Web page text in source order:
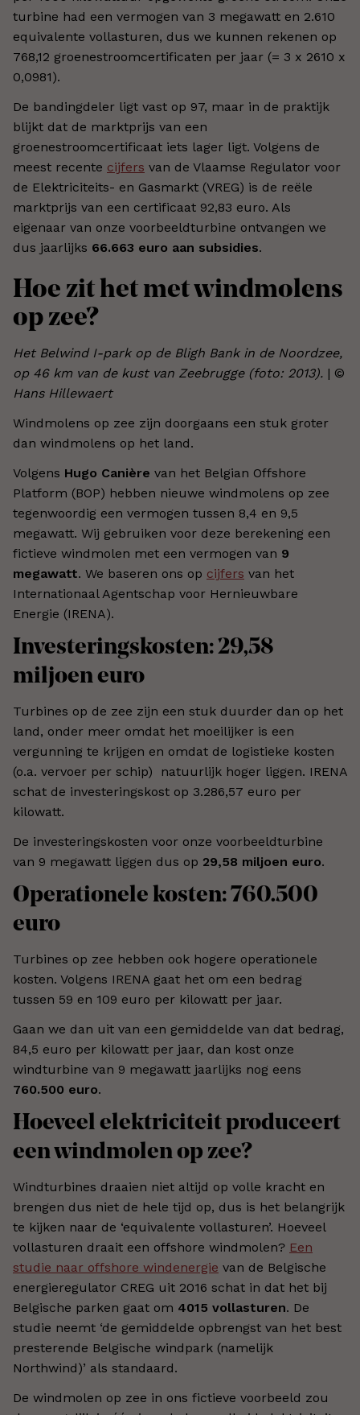
turbine had een vermogen van 3 megawatt en 2.610
equivalente vollasturen, dus we kunnen rekenen op
768,12 groenestroomcertificaten per jaar (= 3 x 2610 x
0,0981).
De bandingdeler ligt vast op 97, maar in de praktijk
blijkt dat de marktprijs van een
groenestroomcertificaat iets lager ligt. Volgens de
meest recente cijfers van de Vlaamse Regulator voor
de Elektriciteits- en Gasmarkt (VREG) is de reële
marktprijs van een certificaat 92,83 euro. Als
eigenaar van onze voorbeeldturbine ontvangen we
dus jaarlijks 66.663 euro aan subsidies.
Hoe zit het met windmolens
op zee?
Het Belwind I-park op de Bligh Bank in de Noordzee,
op 46 km van de kust van Zeebrugge (foto: 2013). | ©
Hans Hillewaert
Windmolens op zee zijn doorgaans een stuk groter
dan windmolens op het land.
Volgens Hugo Canière van het Belgian Offshore
Platform (BOP) hebben nieuwe windmolens op zee
tegenwoordig een vermogen tussen 8,4 en 9,5
megawatt. Wij gebruiken voor deze berekening een
fictieve windmolen met een vermogen van 9
megawatt. We baseren ons op cijfers van het
Internationaal Agentschap voor Hernieuwbare
Energie (IRENA).
Investeringskosten: 29,58
miljoen euro
Turbines op de zee zijn een stuk duurder dan op het
land, onder meer omdat het moeilijker is een
vergunning te krijgen en omdat de logistieke kosten
(o.a. vervoer per schip) natuurlijk hoger liggen. IRENA
schat de investeringskost op 3.286,57 euro per
kilowatt.
De investeringskosten voor onze voorbeeldturbine
van 9 megawatt liggen dus op 29,58 miljoen euro.
Operationele kosten: 760.500
euro
Turbines op zee hebben ook hogere operationele
kosten. Volgens IRENA gaat het om een bedrag
tussen 59 en 109 euro per kilowatt per jaar.
Gaan we dan uit van een gemiddelde van dat bedrag,
84,5 euro per kilowatt per jaar, dan kost onze
windturbine van 9 megawatt jaarlijks nog eens
760.500 euro.
Hoeveel elektriciteit produceert
een windmolen op zee?
Windturbines draaien niet altijd op volle kracht en
brengen dus niet de hele tijd op, dus is het belangrijk
te kijken naar de ‘equivalente vollasturen’. Hoeveel
vollasturen draait een offshore windmolen? Een
studie naar offshore windenergie van de Belgische
energieregulator CREG uit 2016 schat in dat het bij
Belgische parken gaat om 4015 vollasturen. De
studie neemt ‘de gemiddelde opbrengst van het best
presterende Belgische windpark (namelijk
Northwind)’ als standaard.
De windmolen op zee in ons fictieve voorbeeld zou